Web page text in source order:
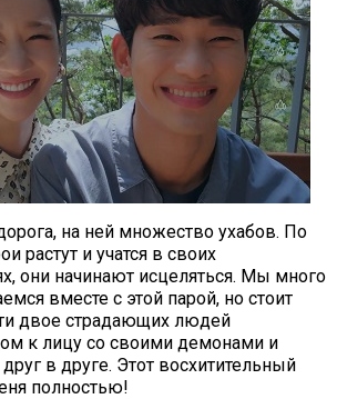
на ней множество ухабов. По
растут и учатся в своих
они начинают исцеляться. Мы много
вместе с этой парой, но стоит
двое страдающих людей
к лицу со своими демонами и
в друге. Этот восхитительный
полностью!